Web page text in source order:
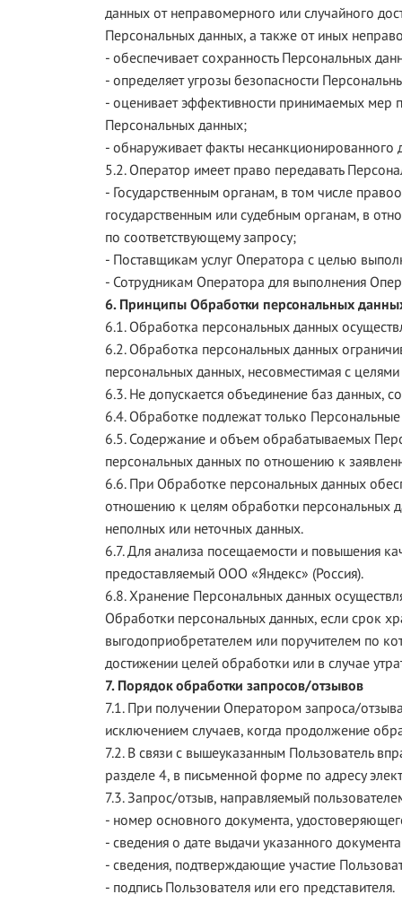
данных от неправомерного или случайного
Персональных данных, а также от иных
- обеспечивает сохранность Персональных
- определяет угрозы безопасности
- оценивает эффективности принимаемых мер
Персональных данных;
- обнаруживает факты
5.2. Оператор имеет право передавать
- Государственным органам, в том числе
государственным или судебным органам, в
по соответствующему запросу;
- Поставщикам услуг Оператора с целью
- Сотрудникам Оператора для выполнения
6. Принципы Обработки персональных
6.1. Обработка персональных данных
6.2. Обработка персональных данных
персональных данных, несовместимая с
6.3. Не допускается объединение баз данных,
6.4. Обработке подлежат только
6.5. Содержание и объем обрабатываемых
персональных данных по отношению к
6.6. При Обработке персональных данных
отношению к целям обработки персональных
неполных или неточных данных.
6.7. Для анализа посещаемости и повышения
предоставляемый ООО «Яндекс» (Россия).
6.8. Хранение Персональных данных
Обработки персональных данных, если срок
выгодоприобретателем или поручителем по
достижении целей обработки или в случае
7. Порядок обработки запросов/отзывов
7.1. При получении Оператором запроса/
исключением случаев, когда продолжение
7.2. В связи с вышеуказанным Пользователь
разделе 4, в письменной форме по адресу
7.3. Запрос/отзыв, направляемый
- номер основного документа,
- сведения о дате выдачи указанного
- сведения, подтверждающие участие
- подпись Пользователя или его представителя.